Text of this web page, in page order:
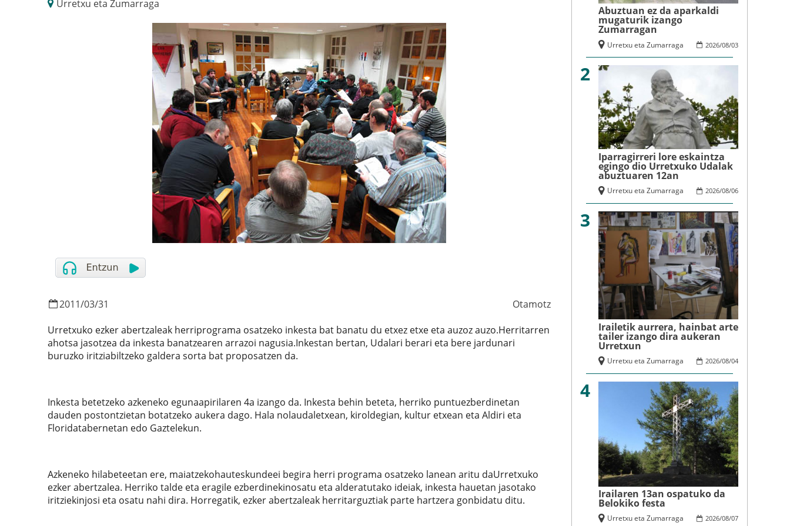
Urretxu eta Zumarraga
2011/03/31
Otamotz
Urretxuko ezker abertzaleak herriprograma osatzeko inkesta bat banatu du etxez etxe eta auzoz auzo.Herritarren
ahotsa jasotzea da inkesta banatzearen arrazoi nagusia.Inkestan bertan, Udalari berari eta bere jardunari
buruzko iritziabiltzeko galdera sorta bat proposatzen da.
Inkesta betetzeko azkeneko egunaapirilaren 4a izango da. Inkesta behin beteta, herriko puntuezberdinetan
dauden postontzietan botatzeko aukera dago. Hala nolaudaletxean, kiroldegian, kultur etxean eta Aldiri eta
Floridatabernetan edo Gaztelekun.
Azkeneko hilabeteetan ere, maiatzekohauteskundeei begira herri programa osatzeko lanean aritu daUrretxuko
ezker abertzalea. Herriko talde eta eragile ezberdinekinosatu eta alderatutako ideiak, inkesta hauetan jasotako
iritziekinjosi eta osatu nahi dira. Horregatik, ezker abertzaleak herritarguztiak parte hartzera gonbidatu ditu.
Abuztuan ez da aparkaldi
mugaturik izango
Zumarragan
2026/08/03
Urretxu eta Zumarraga
2
Iparragirreri lore eskaintza
egingo dio Urretxuko Udalak
abuztuaren 12an
2026/08/06
Urretxu eta Zumarraga
3
Irailetik aurrera, hainbat arte
tailer izango dira aukeran
Urretxun
2026/08/04
Urretxu eta Zumarraga
4
Irailaren 13an ospatuko da
Belokiko festa
2026/08/07
Urretxu eta Zumarraga